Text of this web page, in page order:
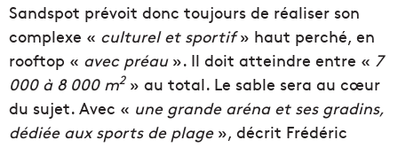
Sandspot prévoit donc toujours de réaliser son
complexe « culturel et sportif» haut perché, en
rooftop « avec préau». Il doit atteindre entre « 7
000 à 8 000 m2 » au total. Le sable sera au cœur
du sujet. Avec « une grande aréna et ses gradins,
dédiée aux sports de plage», décrit Frédéric